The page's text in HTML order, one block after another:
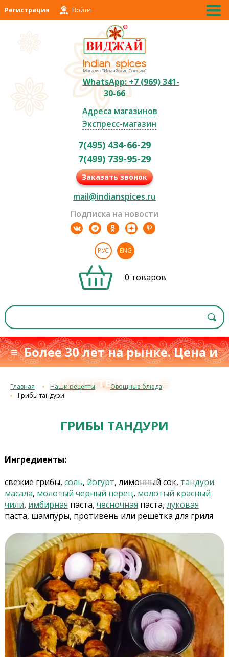
Регистрация Войти
WhatsApp: +7 (969) 341-
30-66
Адреса магазинов
Экспресс-магазин
7(495) 434-66-29
7(499) 739-95-29
Заказать звонок
mail@indianspices.ru
Подписка на новости
РУС ENG
0 товаров
≡ Более 30 лет на рынке. Цена и
качествос 1993 г.≡
Главная Наши рецепты
Овощные блюда
Грибы тандури
ГРИБЫ ТАНДУРИ
Ингредиенты:
свежие грибы, соль, йогурт, лимонный сок, тандури
масала, молотый черный перец, молотый красный
чили, имбирная паста, чесночная паста, луковая
паста, шампуры, противень или решетка для гриля